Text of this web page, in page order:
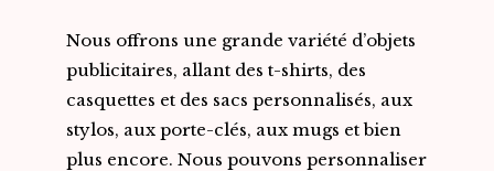
Nous offrons une grande variété d’objets
publicitaires, allant des t-shirts, des
casquettes et des sacs personnalisés, aux
stylos, aux porte-clés, aux mugs et bien
plus encore. Nous pouvons personnaliser